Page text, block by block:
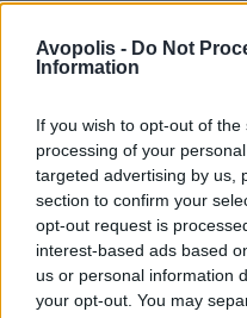
Avopolis - Do Not
Information
If you wish to opt-out of
processing of your
targeted advertising by us,
section to confirm your
opt-out request is
interest-based ads based
us or personal information
your opt-out. You may